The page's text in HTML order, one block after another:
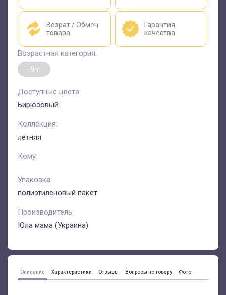
Возрат / Обмен
товара
Гарантия
качества
Возрастная категория:
-9m
Доступные цвета:
Бирюзовый
Коллекция:
летняя
Кому:
Упаковка:
полиэтиленовый пакет
Производитель:
Юла мама (Украина)
Описание Характеристики Отзывы Вопросы по товару Фото